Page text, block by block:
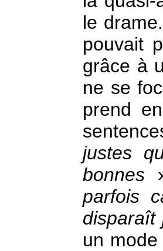
le
pouvait
grâce à
ne se
prend
justes
bonnes
parfois
un